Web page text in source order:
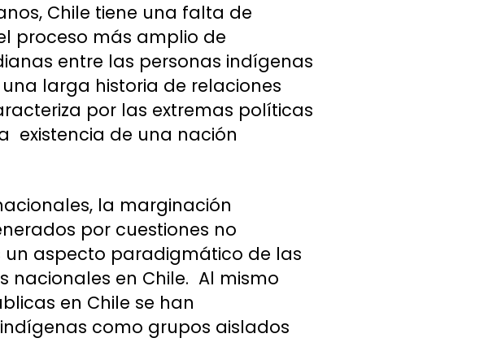
Chile tiene una falta de
proceso más amplio de
entre las personas indígenas
larga historia de relaciones
por las extremas políticas
existencia de una nación
la marginación
por cuestiones no
un aspecto paradigmático de las
nacionales en Chile. Al mismo
en Chile se han
como grupos aislados